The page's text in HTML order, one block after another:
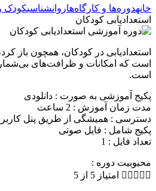
خانهدوره‌ها و کارگاه‌هاروانشناسیکودک
استعدادیابی کودکان
استعدادیابی در کودکان، همچون باز
است که امکانات و ظرافت‌های
است.
پکیج آموزشی به صورت : دانلودی
مدت زمان آموزش : 2 ساعت
دسترسی : همیشگی از طریق پنل
پکیج شامل : فایل صوتی
تعداد فایل : 1
محبوبیت دوره :
     امتیاز 5 از 5